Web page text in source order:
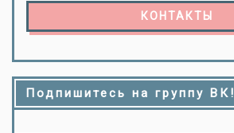
КОНТАКТЫ
Подпишитесь на группу ВК!